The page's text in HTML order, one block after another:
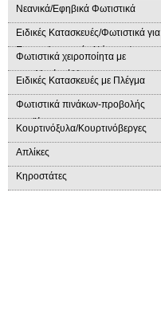
Νεανικά/Εφηβικά Φωτιστικά
Ειδικές Κατασκευές/Φωτιστικά για
Επαγγελματικούς Χώρους/
Παραδοσιακά Φωτιστικά
Φωτιστικά χειροποίητα με
μεταλλικά φύλλα
Ειδικές Κατασκευές με Πλέγμα
Φωτιστικά πινάκων-προβολής
προϊόντων
Κουρτινόξυλα/Κουρτινόβεργες
Απλίκες
Κηροστάτες